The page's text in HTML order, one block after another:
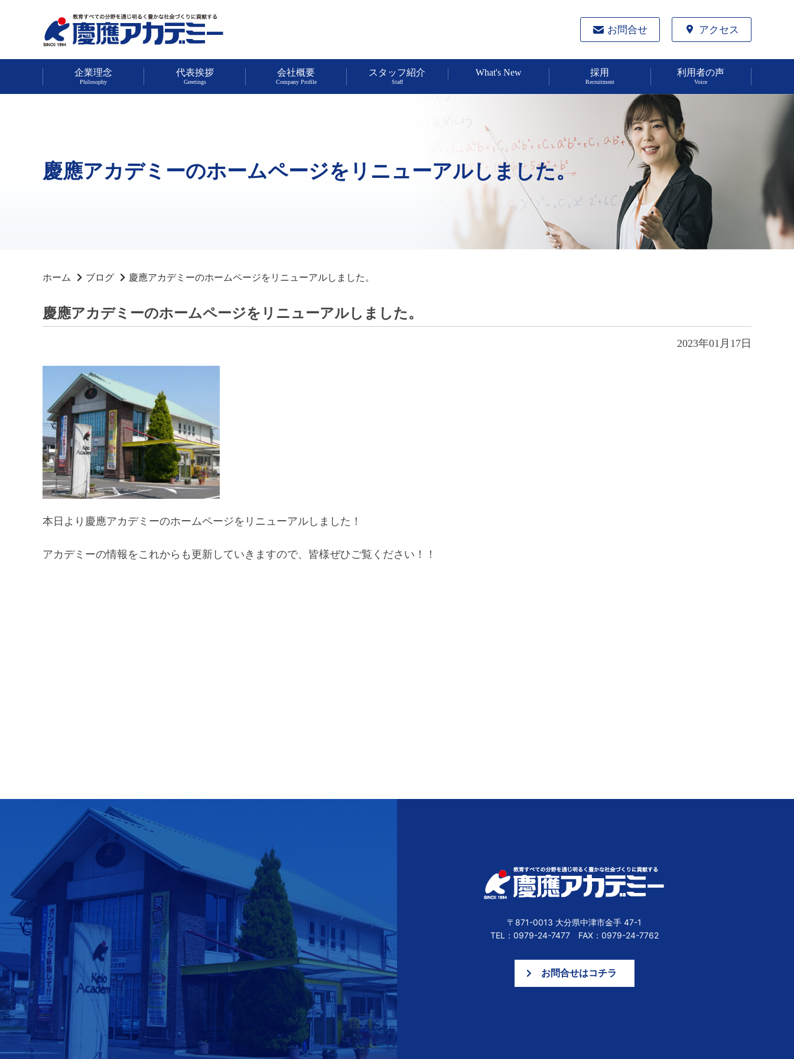
お問合せ アクセス
企業理念
Philosophy
代表挨拶
Greetings
会社概要
Company Profile
スタッフ紹介
Staff
What's New 採用
Recruitment
利用者の声
Voice
慶應アカデミーのホームページをリニューアルしました。
ホーム ブログ 慶應アカデミーのホームページをリニューアルしました。
慶應アカデミーのホームページをリニューアルしました。
2023年01月17日
本日より慶應アカデミーのホームページをリニューアルしました！
アカデミーの情報をこれからも更新していきますので、皆様ぜひご覧ください！！
〒871-0013 大分県中津市金手 47-1
TEL：0979-24-7477 FAX：0979-24-7762
お問合せはコチラ